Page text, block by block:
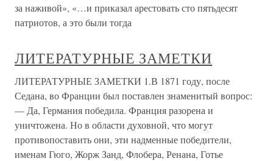
за наживой», «…и приказал арестовать сто пятьдесят
патриотов, а это были тогда
ЛИТЕРАТУРНЫЕ ЗАМЕТКИ
ЛИТЕРАТУРНЫЕ ЗАМЕТКИ 1.В 1871 году, после
Седана, во Франции был поставлен знаменитый вопрос:
— Да, Германия победила. Франция разорена и
уничтожена. Но в области духовной, что могут
противопоставить они, эти надменные победители,
именам Гюго, Жорж Занд, Флобера, Ренана, Готье